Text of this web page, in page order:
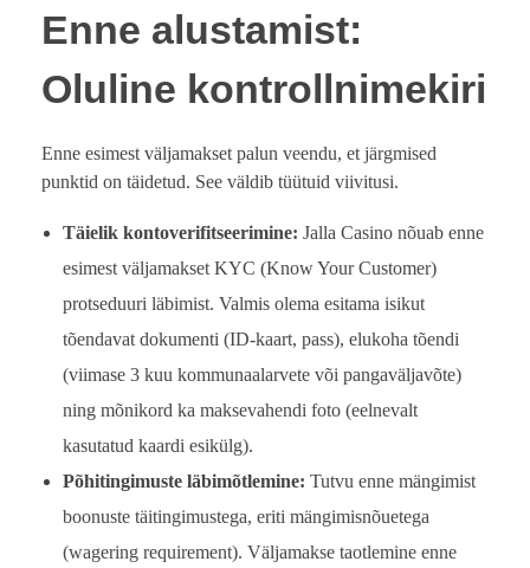
Enne alustamist:
Oluline kontrollnimekiri
Enne esimest väljamakset palun veendu, et järgmised
punktid on täidetud. See väldib tüütuid viivitusi.
Täielik kontoverifitseerimine: Jalla Casino nõuab enne
esimest väljamakset KYC (Know Your Customer)
protseduuri läbimist. Valmis olema esitama isikut
tõendavat dokumenti (ID-kaart, pass), elukoha tõendi
(viimase 3 kuu kommunaalarvete või pangaväljavõte)
ning mõnikord ka maksevahendi foto (eelnevalt
kasutatud kaardi esikülg).
Põhitingimuste läbimõtlemine: Tutvu enne mängimist
boonuste täitingimustega, eriti mängimisnõuetega
(wagering requirement). Väljamakse taotlemine enne